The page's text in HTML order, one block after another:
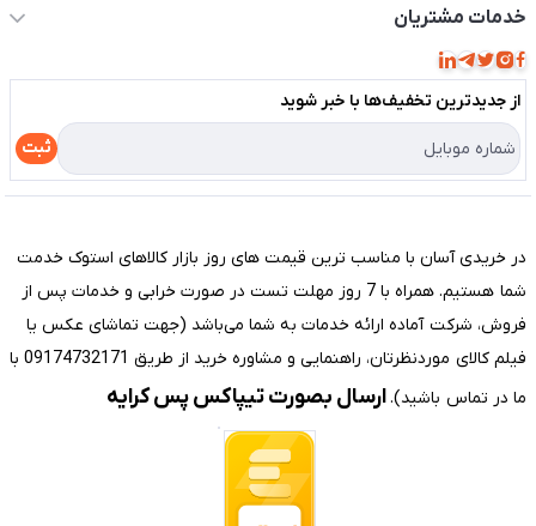
حساب کاربری
مجله فروشگاه
لیست محصولات
درباره ما
تماس با ما
خدمات مشتریان
قوانین و مقررات
حریم خصوصی
راهنما
از جدید‌ترین تخفیف‌ها با‌ خبر شوید
ثبت
در خریدی آسان با مناسب ترین قیمت های روز بازار کالاهای استوک خدمت
شما هستیم. همراه با 7 روز مهلت تست در صورت خرابی و خدمات پس از
فروش، شرکت آماده ارائه خدمات به شما می‌باشد (جهت تماشای عکس یا
فیلم کالای موردنظرتان، راهنمایی و مشاوره خرید از طریق 09174732171 با
ما در تماس باشید).ارسال بصورت تیپاکس پس کرایه